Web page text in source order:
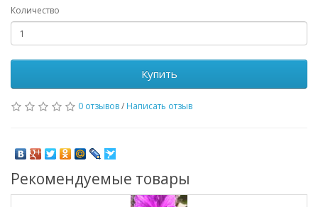
Количество
Купить
0 отзывов/ Написать отзыв
Рекомендуемые товары